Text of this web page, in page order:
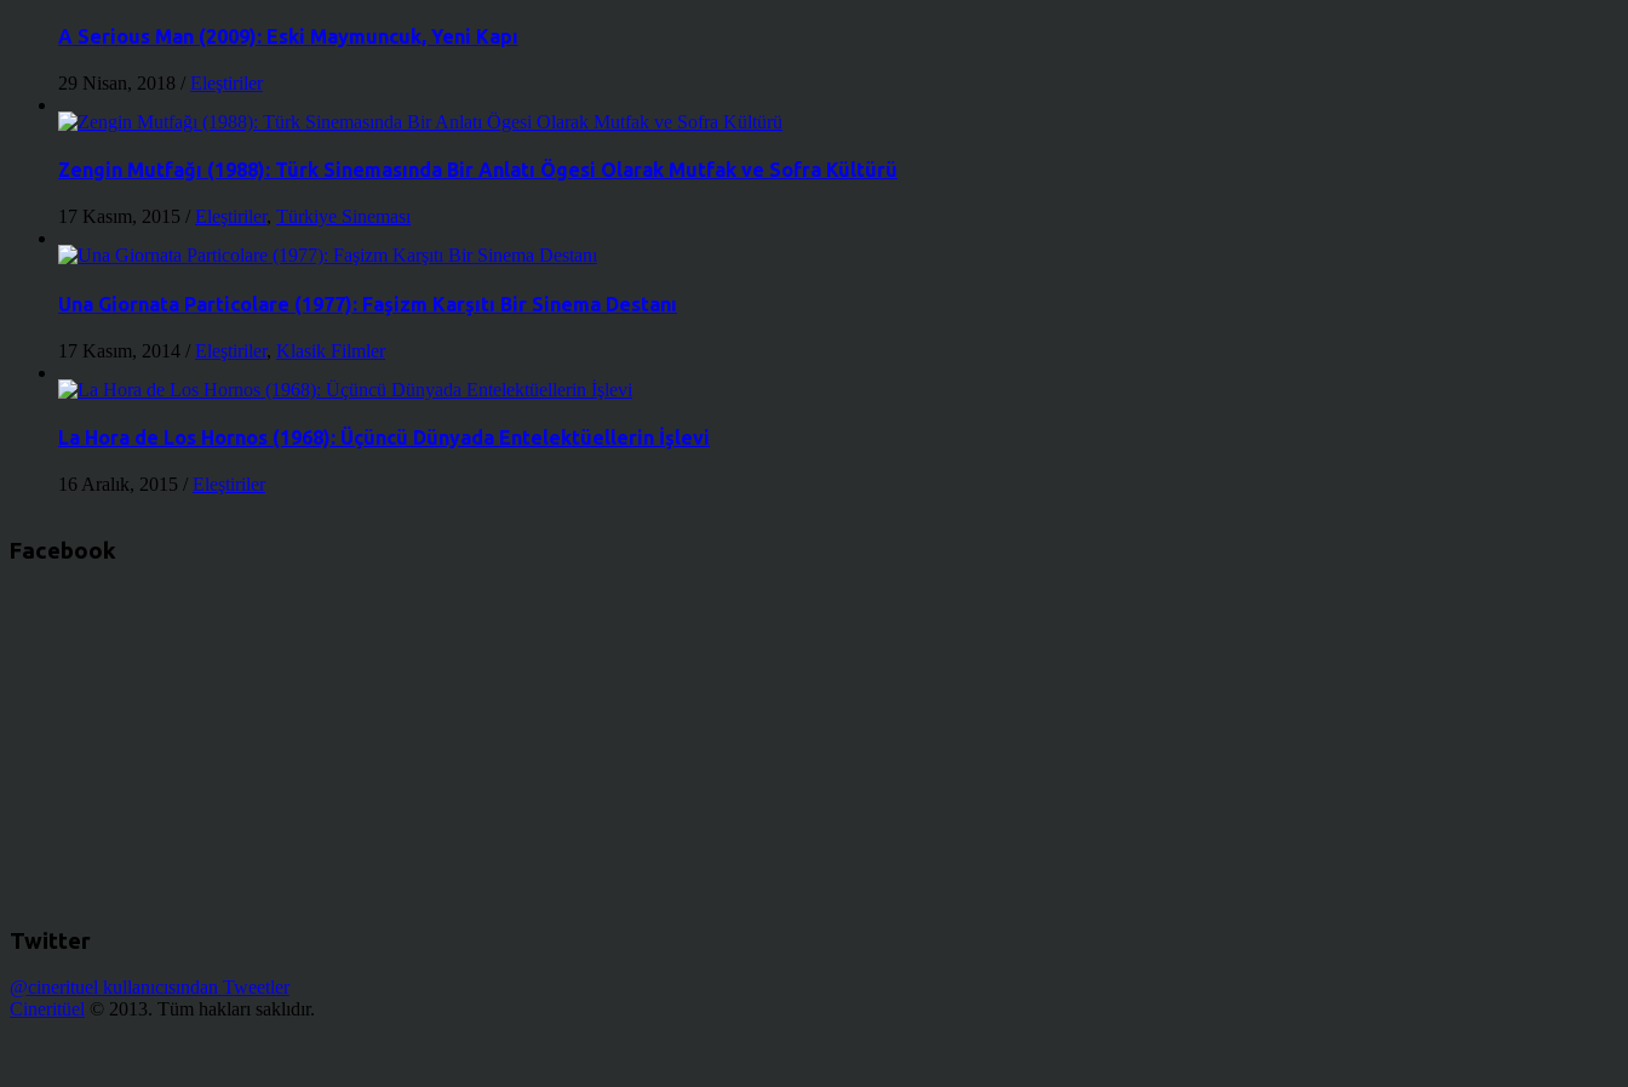
A Serious Man (2009): Eski Maymuncuk, Yeni Kapı
29 Nisan, 2018 / Eleştiriler
Zengin Mutfağı (1988): Türk Sinemasında Bir Anlatı Ögesi Olarak Mutfak ve Sofra Kültürü
17 Kasım, 2015 / Eleştiriler, Türkiye Sineması
Una Giornata Particolare (1977): Faşizm Karşıtı Bir Sinema Destanı
17 Kasım, 2014 / Eleştiriler, Klasik Filmler
La Hora de Los Hornos (1968): Üçüncü Dünyada Entelektüellerin İşlevi
16 Aralık, 2015 / Eleştiriler
Facebook
Twitter
@cinerituel kullanıcısından Tweetler
Cineritüel © 2013. Tüm hakları saklıdır.